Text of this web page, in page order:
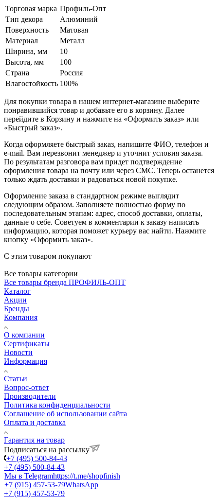
Торговая марка Профиль-Опт
Тип декора
Алюминий
Поверхность
Матовая
Материал
Металл
Ширина, мм
10
Высота, мм
100
Страна
Россия
Влагостойкость 100%
Для покупки товара в нашем интернет-магазине выберите
понравившийся товар и добавьте его в корзину. Далее
перейдите в Корзину и нажмите на «Оформить заказ» или
«Быстрый заказ».
Когда оформляете быстрый заказ, напишите ФИО, телефон и
e-mail. Вам перезвонит менеджер и уточнит условия заказа.
По результатам разговора вам придет подтверждение
оформления товара на почту или через СМС. Теперь останется
только ждать доставки и радоваться новой покупке.
Оформление заказа в стандартном режиме выглядит
следующим образом. Заполняете полностью форму по
последовательным этапам: адрес, способ доставки, оплаты,
данные о себе. Советуем в комментарии к заказу написать
информацию, которая поможет курьеру вас найти. Нажмите
кнопку «Оформить заказ».
С этим товаром покупают
Все товары категории
Все товары бренда ПРОФИЛЬ-ОПТ
Каталог
Акции
Бренды
Компания
О компании
Сертификаты
Новости
Информация
Статьи
Вопрос-ответ
Производители
Политика конфиденциальности
Соглашение об использовании сайта
Оплата и доставка
Гарантия на товар
Подписаться на рассылку
+7 (495) 500-84-43
+7 (495) 500-84-43
Мы в Telegramhttps://t.me/shopfinish
+7 (915) 457-53-79WhatsApp
+7 (915) 457-53-79